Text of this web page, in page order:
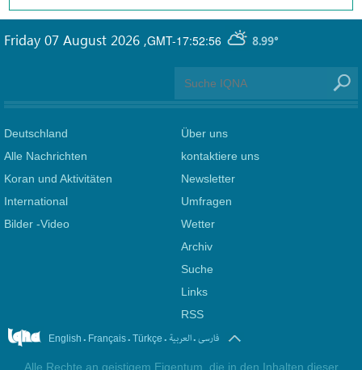
GMT-17:52:56 8.99°
Friday 07 August 2026 ,
Deutschland
Alle Nachrichten
Koran und Aktivitäten
International
Bilder -Video
Über uns
kontaktiere uns
Newsletter
Umfragen
Wetter
Archiv
Suche
Links
RSS
English . Français. Türkçe . العربیة.فارسی
Alle Rechte an geistigem Eigentum, die in den Inhalten dieser